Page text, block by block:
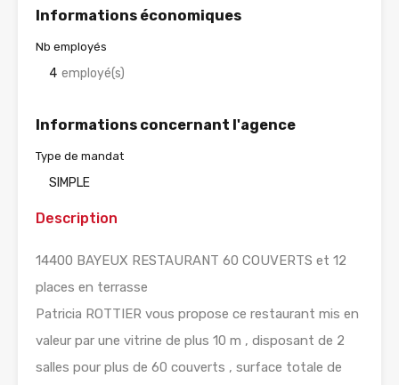
Informations économiques
Nb employés
4 employé(s)
Informations concernant l'agence
Type de mandat
SIMPLE
Description
14400 BAYEUX RESTAURANT 60 COUVERTS et 12
places en terrasse
Patricia ROTTIER vous propose ce restaurant mis en
valeur par une vitrine de plus 10 m , disposant de 2
salles pour plus de 60 couverts , surface totale de